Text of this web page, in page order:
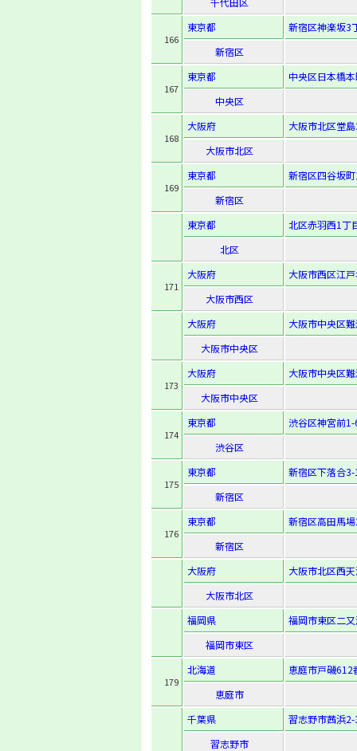
166
東京都
新宿区神楽坂3
新宿区
167
東京都
中央区日本橋
中央区
168
大阪府
大阪市北区堂
大阪市北区
169
東京都
新宿区四谷坂
新宿区
東京都
北区赤羽西1丁
北区
171
大阪府
大阪市西区江
大阪市西区
大阪府
大阪市中央区
大阪市中央区
173
大阪府
大阪市中央区
大阪市中央区
174
東京都
渋谷区神宮前
渋谷区
175
東京都
新宿区下落合
新宿区
176
東京都
新宿区高田馬
新宿区
大阪府
大阪市北区西
大阪市北区
福岡県
福岡市東区二
福岡市東区
179
北海道
恵庭市戸磯612
恵庭市
千葉県
習志野市茜浜
習志野市